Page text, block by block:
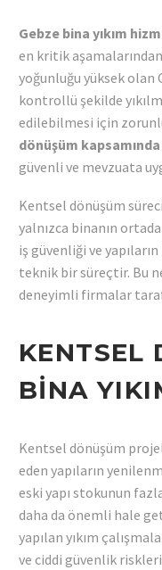
Gebze bina yıkım
en kritik
yoğunluğu yüksek olan
kontrollü şekilde
edilebilmesi için
dönüşüm kapsamında
güvenli ve mevzuata
Kentsel dönüşüm
yalnızca binanın
iş güvenliği ve
teknik bir süreçtir. Bu
deneyimli firmalar
KENTSEL
BINA
Kentsel dönüşüm
eden yapıların
eski yapı stokunun
daha da önemli hale
yapılan yıkım
ve ciddi güvenlik